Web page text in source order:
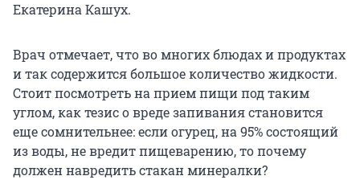
Екатерина Кашух.
Врач отмечает, что во многих блюдах и продуктах
и так содержится большое количество жидкости.
Стоит посмотреть на прием пищи под таким
углом, как тезис о вреде запивания становится
еще сомнительнее: если огурец, на 95% состоящий
из воды, не вредит пищеварению, то почему
должен навредить стакан минералки?